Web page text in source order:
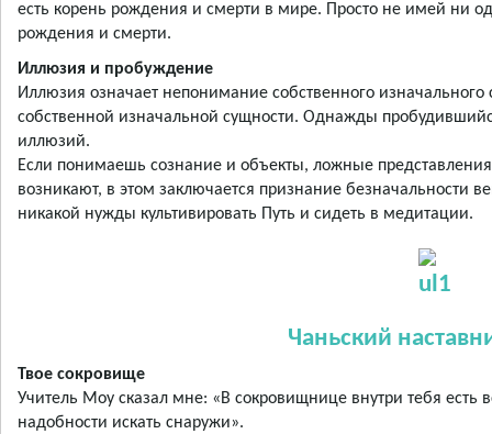
есть корень рождения и смерти в мире. Просто не имей ни
рождения и смерти.
Иллюзия и пробуждение
Иллюзия означает непонимание собственного
собственной изначальной сущности. Однажды
иллюзий.
Если понимаешь сознание и объекты, ложные
возникают, в этом заключается признание безначальности
никакой нужды культивировать Путь и сидеть в медитации.
Чаньский
Твое сокровище
Учитель Моу сказал мне: «В сокровищнице внутри тебя есть
надобности искать снаружи».